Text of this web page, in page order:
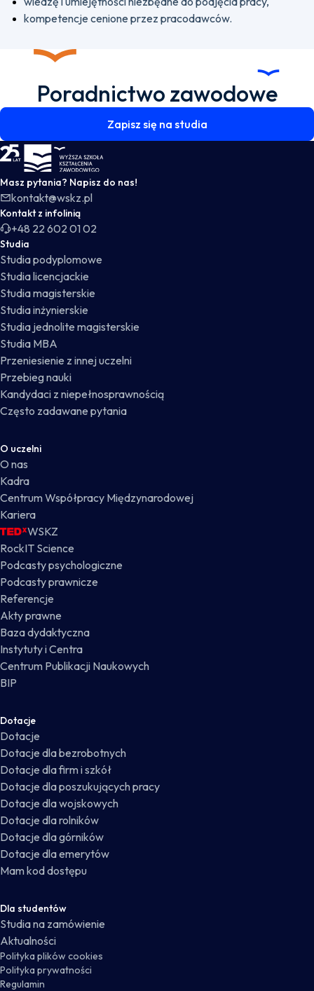
kompetencje cenione przez pracodawców.
Poradnictwo zawodowe
Zapisz się na studia
WSKZ - strona główna
Masz pytania? Napisz do nas!
kontakt@wskz.pl
Kontakt z infolinią
+48 22 602 01 02
Studia
Studia podyplomowe
Studia licencjackie
Studia magisterskie
Studia inżynierskie
Studia jednolite magisterskie
Studia MBA
Przeniesienie z innej uczelni
Przebieg nauki
Kandydaci z niepełnosprawnością
Często zadawane pytania
O uczelni
O nas
Kadra
Centrum Współpracy Międzynarodowej
Kariera
WSKZ
RockIT Science
Podcasty psychologiczne
Podcasty prawnicze
Referencje
Akty prawne
Baza dydaktyczna
Instytuty i Centra
Centrum Publikacji Naukowych
BIP
Dotacje
Dotacje
Dotacje dla bezrobotnych
Dotacje dla firm i szkół
Dotacje dla poszukujących pracy
Dotacje dla wojskowych
Dotacje dla rolników
Dotacje dla górników
Dotacje dla emerytów
Mam kod dostępu
Dla studentów
Studia na zamówienie
Aktualności
Polityka plików cookies
Polityka prywatności
Regulamin